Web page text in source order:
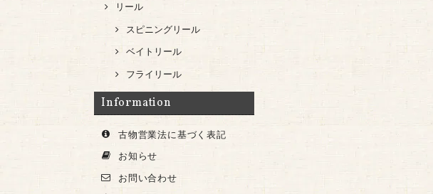
リール
スピニングリール
ベイトリール
フライリール
Information
古物営業法に基づく表記
お知らせ
お問い合わせ